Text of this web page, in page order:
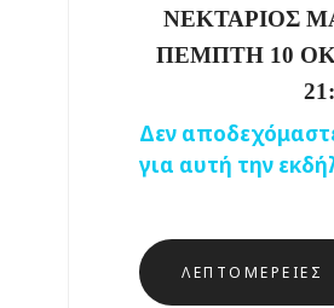
ΝΕΚΤΑΡΙΟΣ
ΠΕΜΠΤΗ 10
Δεν
για αυτή την
ΛΕΠΤΟΜΈΡΕΙΕΣ